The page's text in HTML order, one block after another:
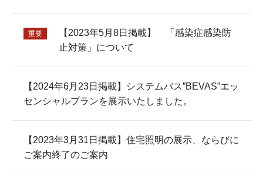
重要
【2023年5月8日掲載】 「感染症感染防
止対策」について
【2024年6月23日掲載】システムバス”BEVAS”エッ
センシャルプランを展示いたしました。
【2023年3月31日掲載】住宅照明の展示、ならびに
ご案内終了のご案内